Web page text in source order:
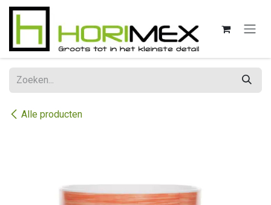
Overslaan naar inhoud
Alle producten